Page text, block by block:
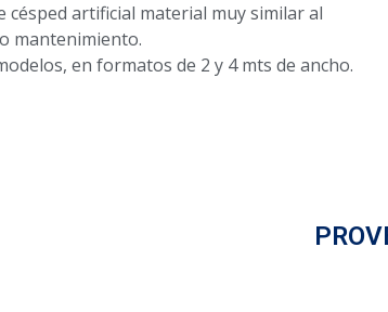
césped artificial material muy similar al
mantenimiento.
en formatos de 2 y 4 mts de ancho.